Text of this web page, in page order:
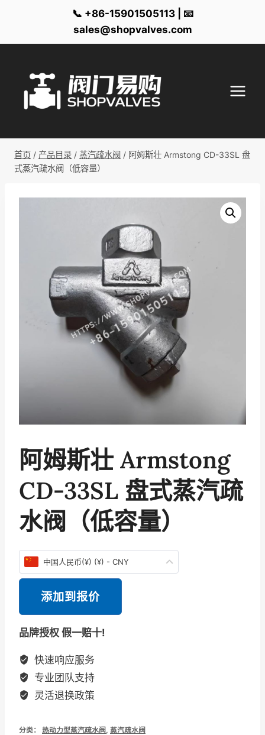
📞 +86-15901505113 | 📧
sales@shopvalves.com
首页 / 产品目录 / 蒸汽疏水阀 / 阿姆斯壮 Armstong CD-33SL 盘
式蒸汽疏水阀（低容量）
阿姆斯壮 Armstong
CD-33SL 盘式蒸汽疏
水阀（低容量）
中国人民币(¥) (¥) - CNY
添加到报价
品牌授权 假一赔十!
快速响应服务
专业团队支持
灵活退换政策
分类： 热动力型蒸汽疏水阀, 蒸汽疏水阀